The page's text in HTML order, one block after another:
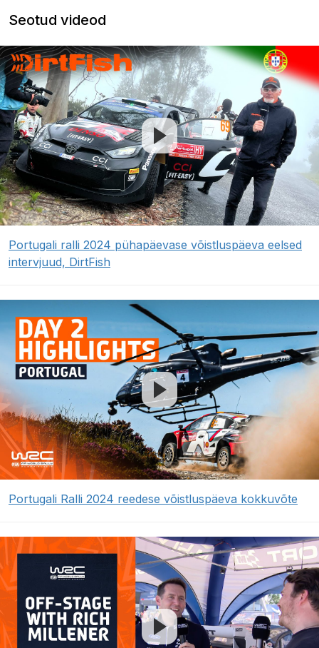
Seotud videod
Portugali ralli 2024 pühapäevase võistluspäeva eelsed
intervjuud, DirtFish
Portugali Ralli 2024 reedese võistluspäeva kokkuvõte